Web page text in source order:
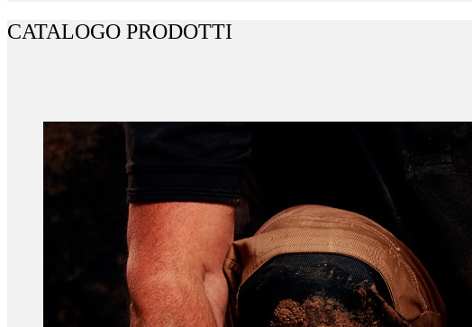
CATALOGO PRODOTTI